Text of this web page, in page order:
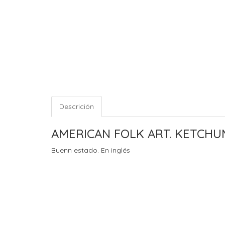
Descrición
AMERICAN FOLK ART.
Buenn estado. En inglés